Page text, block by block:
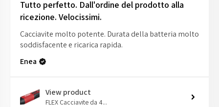
Tutto perfetto. Dall'ordine del prodotto alla
ricezione. Velocissimi.
Cacciavite molto potente. Durata della batteria molto
soddisfacente e ricarica rapida.
Enea
View product
FLEX Cacciavite da 4...